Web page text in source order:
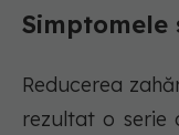
Reducerea
rezultat o serie